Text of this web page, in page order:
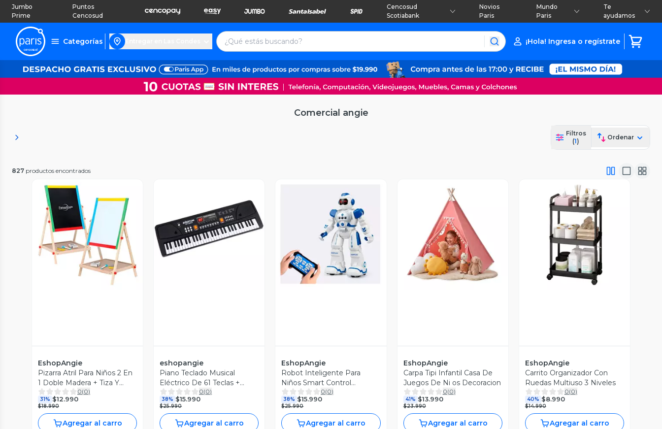
Jumbo
Prime
Puntos
Cencosud
Cencosud
Scotiabank
Novios
Paris
Mundo
Paris
Te
ayudamos
Categorías ¡Hola! Ingresa o regístrate
Comercial angie
Filtros
(1)
Ordenar
827 productos encontrados
Vista Previa
EshopAngie
Pizarra Atril Para Niños 2 En
1 Doble Madera + Tiza Y
Plumón
0(0)
31% $12.990
$18.990
Agregar al carro
Vista Previa
eshopangie
Piano Teclado Musical
Eléctrico De 61 Teclas +
Micrófono
0(0)
38% $15.990
$25.990
Agregar al carro
Vista Previa
EshopAngie
Robot Inteligente Para
Niños Smart Control
Remoto gestos
0(0)
38% $15.990
$25.990
Agregar al carro
Vista Previa
EshopAngie
Carpa Tipi Infantil Casa De
Juegos De Ni os Decoracion
0(0)
41% $13.990
$23.990
Agregar al carro
Vista Previa
EshopAngie
Carrito Organizador Con
Ruedas Multiuso 3 Niveles
0(0)
40% $8.990
$14.990
Agregar al carro